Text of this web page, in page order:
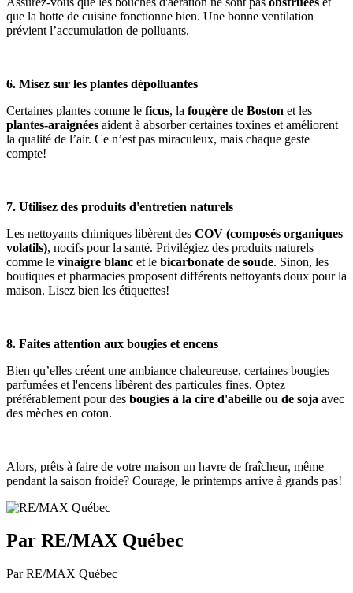
que la hotte de cuisine fonctionne bien. Une bonne ventilation
prévient l’accumulation de polluants.
6. Misez sur les plantes dépolluantes
Certaines plantes comme le ficus, la fougère de Boston et les
plantes-araignées aident à absorber certaines toxines et améliorent
la qualité de l’air. Ce n’est pas miraculeux, mais chaque geste
compte!
7. Utilisez des produits d'entretien naturels
Les nettoyants chimiques libèrent des COV (composés organiques
volatils), nocifs pour la santé. Privilégiez des produits naturels
comme le vinaigre blanc et le bicarbonate de soude. Sinon, les
boutiques et pharmacies proposent différents nettoyants doux pour la
maison. Lisez bien les étiquettes!
8. Faites attention aux bougies et encens
Bien qu’elles créent une ambiance chaleureuse, certaines bougies
parfumées et l'encens libèrent des particules fines. Optez
préférablement pour des bougies à la cire d'abeille ou de soja avec
des mèches en coton.
Alors, prêts à faire de votre maison un havre de fraîcheur, même
pendant la saison froide? Courage, le printemps arrive à grands pas!
Par RE/MAX Québec
Par RE/MAX Québec